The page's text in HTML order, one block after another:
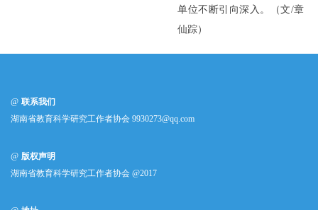
单位不断引向深入。（文/章
仙踪）
联系我们
湖南省教育科学研究工作者协会 9930273@qq.com
版权声明
湖南省教育科学研究工作者协会 @2017